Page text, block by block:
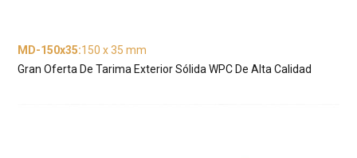
MD-150x35:150 x 35 mm
Gran Oferta De Tarima Exterior Sólida WPC De Alta Calidad